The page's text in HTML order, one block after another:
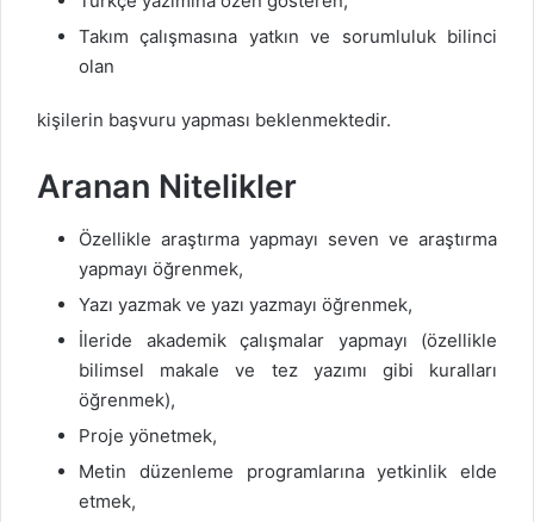
Takım çalışmasına yatkın ve sorumluluk bilinci
olan
kişilerin başvuru yapması beklenmektedir.
Aranan Nitelikler
Özellikle araştırma yapmayı seven ve araştırma
yapmayı öğrenmek,
Yazı yazmak ve yazı yazmayı öğrenmek,
İleride akademik çalışmalar yapmayı (özellikle
bilimsel makale ve tez yazımı gibi kuralları
öğrenmek),
Proje yönetmek,
Metin düzenleme programlarına yetkinlik elde
etmek,